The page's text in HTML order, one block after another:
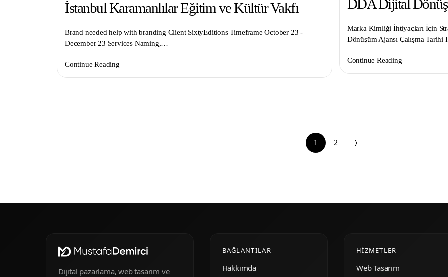
İstanbul Karamanlılar Eğitim ve Kültür Vakfı
Brand needed help with branding Client SixtyEditions Timeframe October 23 -
December 23 Services Naming,…
Continue Reading
DDA Dijital
Marka Kimliği İhtiyaçları İçin
Dönüşüm Ajansı Çalışma
Continue Reading
1 2
Dijital pazarlama, web tasarım ve
BAĞLANTILAR
Hakkımda
HIZMETLER
Web Tasarım